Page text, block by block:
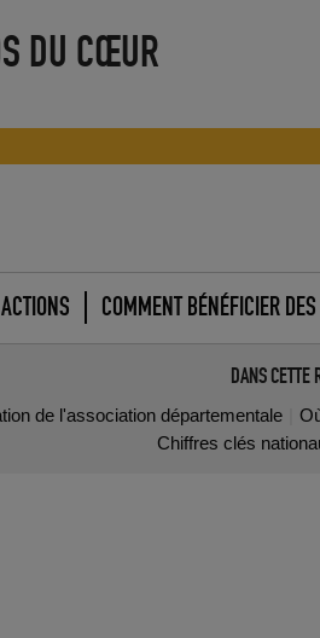
DU CŒUR
COMMENT BÉNÉFICIER
DANS CETTE
de l'association départementale
Chiffres clés